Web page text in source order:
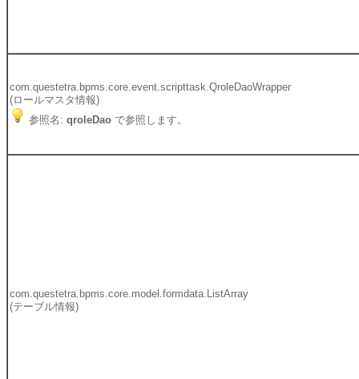
com.questetra.bpms.core.event.scripttask.QroleDaoWrapper
(ロールマスタ情報)
参照名: qroleDao で参照します。
com.questetra.bpms.core.model.formdata.ListArray
(テーブル情報)